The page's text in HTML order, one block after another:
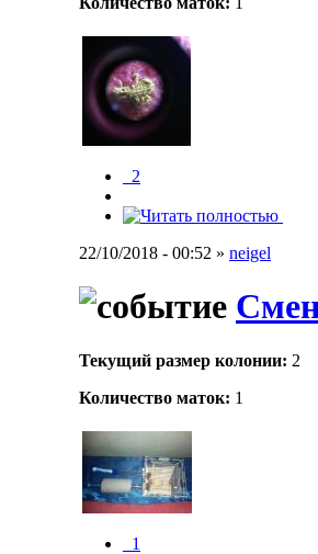
_2
22/10/2018 - 00:52 » neigel
Текущий размер кoлонии: 2
Количество маток: 1
_1